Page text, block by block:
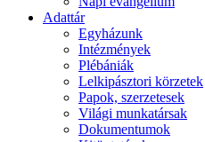
Adattár
Egyházunk
Intézmények
Plébániák
Lelkipásztori körzetek
Papok, szerzetesek
Világi munkatársak
Dokumentumok